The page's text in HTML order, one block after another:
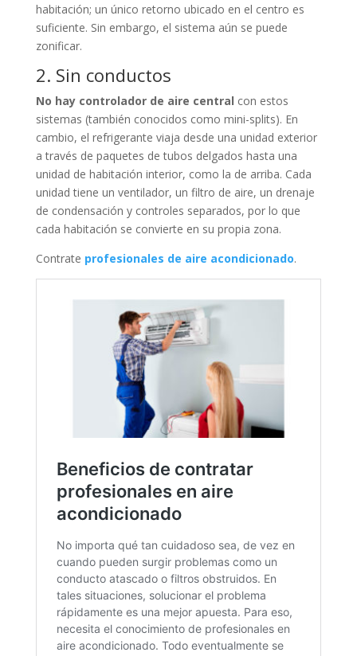
habitación; un único retorno ubicado en el centro es
suficiente. Sin embargo, el sistema aún se puede
zonificar.
2. Sin conductos
No hay controlador de aire central con estos
sistemas (también conocidos como mini-splits). En
cambio, el refrigerante viaja desde una unidad exterior
a través de paquetes de tubos delgados hasta una
unidad de habitación interior, como la de arriba. Cada
unidad tiene un ventilador, un filtro de aire, un drenaje
de condensación y controles separados, por lo que
cada habitación se convierte en su propia zona.
Contrate profesionales de aire acondicionado.